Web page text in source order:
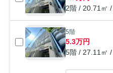
2階 / 20.71㎡
5階
5.3万円
5階 / 27.11㎡